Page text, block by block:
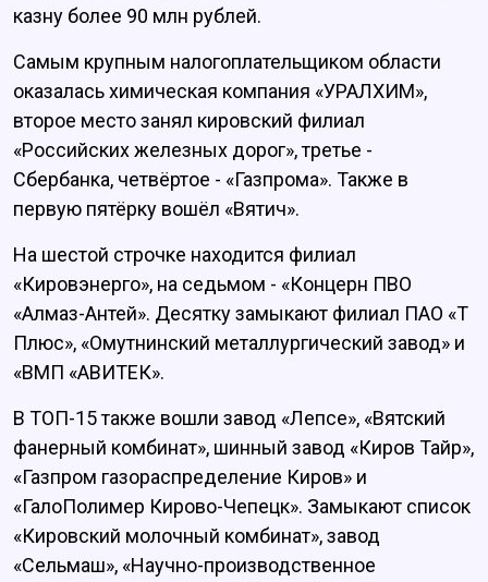
казну более 90 млн рублей.
Самым крупным налогоплательщиком области
оказалась химическая компания «УРАЛХИМ»,
второе место занял кировский филиал
«Российских железных дорог», третье -
Сбербанка, четвёртое - «Газпрома». Также в
первую пятёрку вошёл «Вятич».
На шестой строчке находится филиал
«Кировэнерго», на седьмом - «Концерн ПВО
«Алмаз-Антей». Десятку замыкают филиал ПАО «Т
Плюс», «Омутнинский металлургический завод» и
«ВМП «АВИТЕК».
В ТОП-15 также вошли завод «Лепсе», «Вятский
фанерный комбинат», шинный завод «Киров Тайр»,
«Газпром газораспределение Киров» и
«ГалоПолимер Кирово-Чепецк». Замыкают список
«Кировский молочный комбинат», завод
«Сельмаш», «Научно-производственное